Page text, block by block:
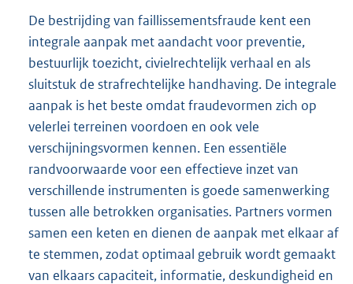
De bestrijding van faillissementsfraude kent een
integrale aanpak met aandacht voor preventie,
bestuurlijk toezicht, civielrechtelijk verhaal en als
sluitstuk de strafrechtelijke handhaving. De integrale
aanpak is het beste omdat fraudevormen zich op
velerlei terreinen voordoen en ook vele
verschijningsvormen kennen. Een essentiële
randvoorwaarde voor een effectieve inzet van
verschillende instrumenten is goede samenwerking
tussen alle betrokken organisaties. Partners vormen
samen een keten en dienen de aanpak met elkaar af
te stemmen, zodat optimaal gebruik wordt gemaakt
van elkaars capaciteit, informatie, deskundigheid en